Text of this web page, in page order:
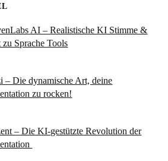
AI – Realistische KI Stimme &
zu Sprache Tools
– Die dynamische Art, deine
zu rocken!
– Die KI-gestützte Revolution der